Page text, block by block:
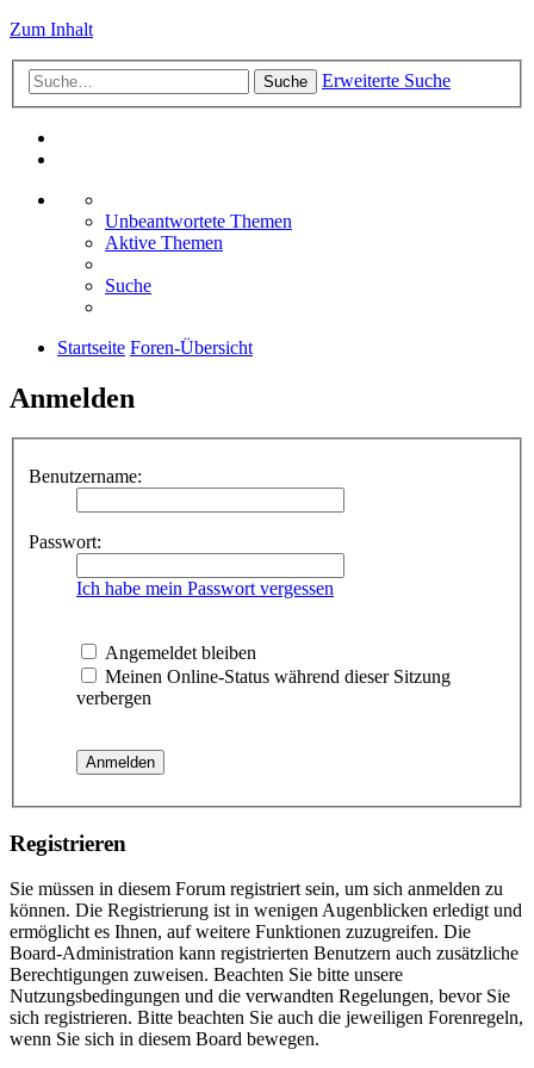
Zum Inhalt
Suche Erweiterte Suche
Unbeantwortete Themen
Aktive Themen
Suche
Startseite Foren-Übersicht
Anmelden
Benutzername:
Passwort:
Ich habe mein Passwort vergessen
Angemeldet bleiben
Meinen Online-Status während dieser Sitzung
verbergen
Registrieren
Sie müssen in diesem Forum registriert sein, um sich anmelden zu
können. Die Registrierung ist in wenigen Augenblicken erledigt und
ermöglicht es Ihnen, auf weitere Funktionen zuzugreifen. Die
Board-Administration kann registrierten Benutzern auch zusätzliche
Berechtigungen zuweisen. Beachten Sie bitte unsere
Nutzungsbedingungen und die verwandten Regelungen, bevor Sie
sich registrieren. Bitte beachten Sie auch die jeweiligen Forenregeln,
wenn Sie sich in diesem Board bewegen.